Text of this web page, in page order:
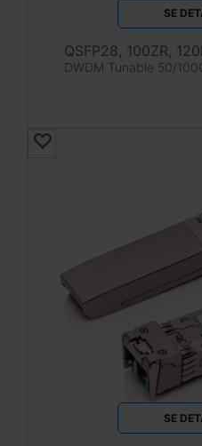
SE
QSFP28, 100ZR,
DWDM Tunable 50/
SE